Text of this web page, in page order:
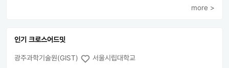
more >
인기 크로스어드밋
광주과학기술원(GIST)
서울시립대학교